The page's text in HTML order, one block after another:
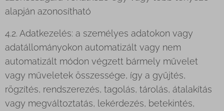
alapján azonosítható
4.2. Adatkezelés: a személyes adatokon vagy
adatállományokon automatizált vagy nem
automatizált módon végzett bármely művelet
vagy műveletek összessége, így a gyűjtés,
rögzítés, rendszerezés, tagolás, tárolás, átalakítás
vagy megváltoztatás, lekérdezés, betekintés,